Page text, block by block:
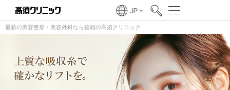
最新の美容整形・美容外科なら信頼の高須クリニック